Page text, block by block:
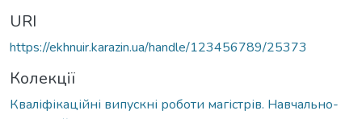
URI
https://ekhnuir.karazin.ua/handle/123456789/25373
Колекції
Кваліфікаційні випускні роботи магістрів. Навчально-